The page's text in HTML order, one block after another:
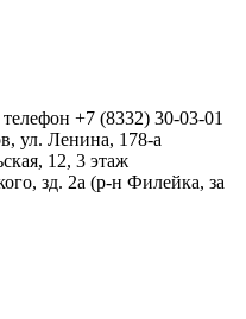
+7 (8332) 30-03-01
ул. Ленина, 178-а
12, 3 этаж
зд. 2а (р-н Филейка, за